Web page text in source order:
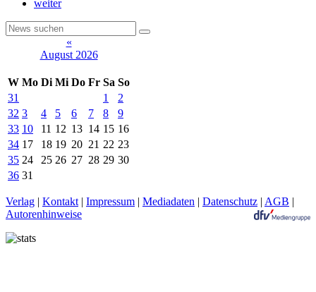
weiter
«
August 2026
W Mo Di Mi Do Fr Sa So
31
1
2
32 3 4 5 6 7 8
9
33 10 11 12 13 14 15 16
34 17 18 19 20 21 22 23
35 24 25 26 27 28 29 30
36 31
Verlag | Kontakt | Impressum | Mediadaten | Datenschutz | AGB |
Autorenhinweise